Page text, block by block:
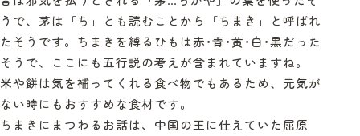
うで、茅は「ち」とも読むことから「ちまき」と呼ばれ
たそうです。ちまきを縛るひもは赤･青･黄･白･黒だった
そうで、ここにも五行説の考えが含まれていますね。
米や餅は気を補ってくれる食べ物でもあるため、元気が
ない時にもおすすめな食材です。
ちまきにまつわるお話は、中国の王に仕えていた屈原